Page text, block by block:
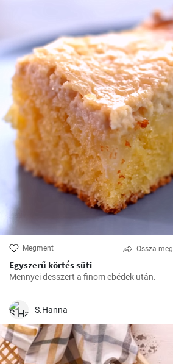
Megment Ossza meg
Egyszerű körtés süti
Mennyei desszert a finom ebédek után.
S.Hanna